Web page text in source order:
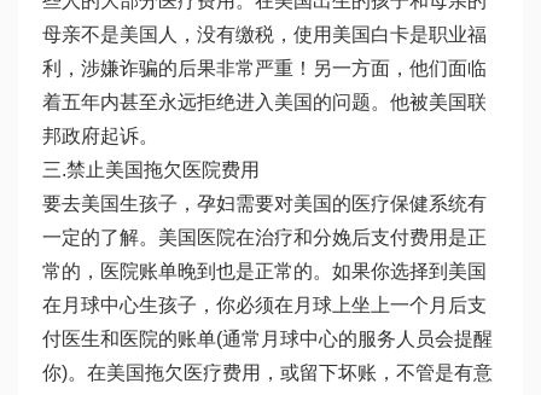
母亲不是美国人，没有缴税，使用美国白卡是职业福
利，涉嫌诈骗的后果非常严重！另一方面，他们面临
着五年内甚至永远拒绝进入美国的问题。他被美国联
邦政府起诉。
三.禁止美国拖欠医院费用
要去美国生孩子，孕妇需要对美国的医疗保健系统有
一定的了解。美国医院在治疗和分娩后支付费用是正
常的，医院账单晚到也是正常的。如果你选择到美国
在月球中心生孩子，你必须在月球上坐上一个月后支
付医生和医院的账单(通常月球中心的服务人员会提醒
你)。在美国拖欠医疗费用，或留下坏账，不管是有意